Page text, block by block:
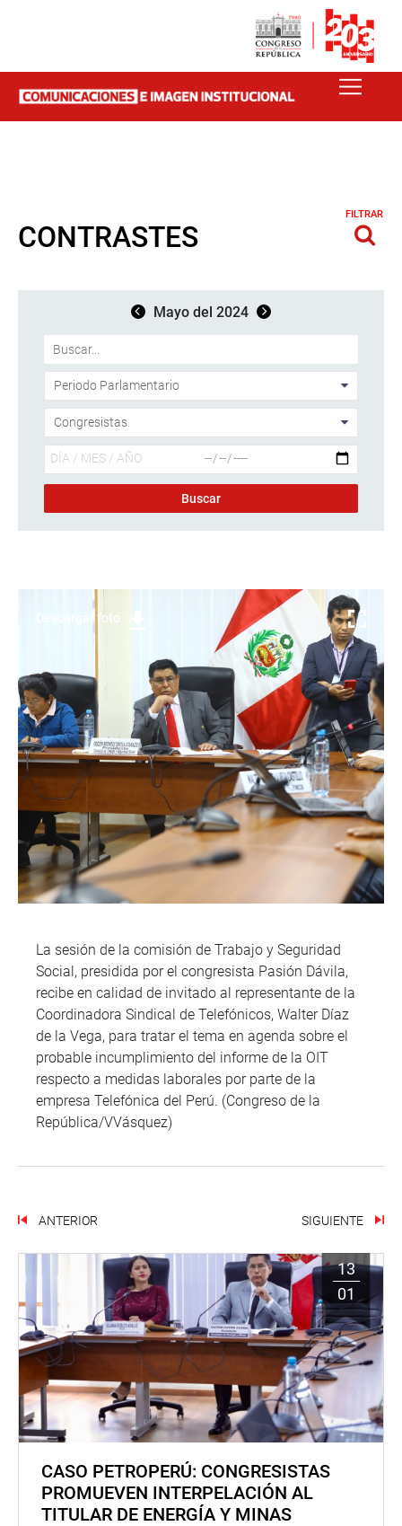
CONTRASTES
FILTRAR
Mayo del 2024
Descargar foto
La sesión de la comisión de Trabajo y Seguridad
Social, presidida por el congresista Pasión Dávila,
recibe en calidad de invitado al representante de la
Coordinadora Sindical de Telefónicos, Walter Díaz
de la Vega, para tratar el tema en agenda sobre el
probable incumplimiento del informe de la OIT
respecto a medidas laborales por parte de la
empresa Telefónica del Perú. (Congreso de la
República/VVásquez)
ANTERIOR SIGUIENTE
13
01
CASO PETROPERÚ: CONGRESISTAS
PROMUEVEN INTERPELACIÓN AL
TITULAR DE ENERGÍA Y MINAS